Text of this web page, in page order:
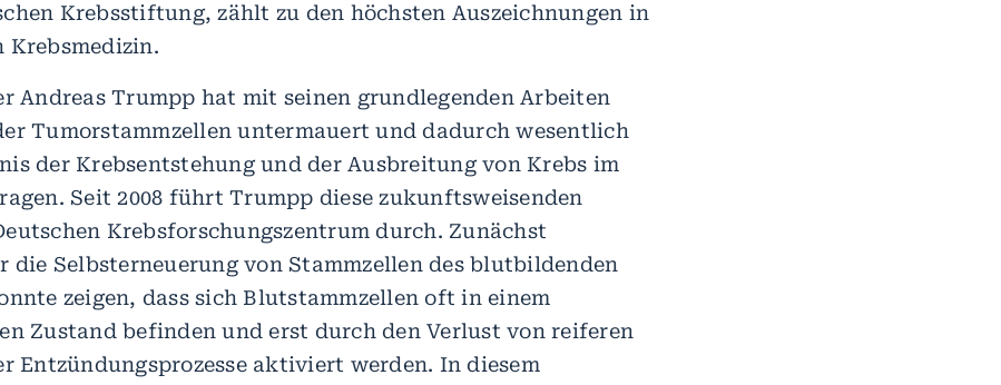
Krebsstiftung, zählt zu den höchsten Auszeichnungen in
Krebsmedizin.
Andreas Trumpp hat mit seinen grundlegenden Arbeiten
Tumorstammzellen untermauert und dadurch wesentlich
der Krebsentstehung und der Ausbreitung von Krebs im
Seit 2008 führt Trumpp diese zukunftsweisenden
Krebsforschungszentrum durch. Zunächst
die Selbsterneuerung von Stammzellen des blutbildenden
zeigen, dass sich Blutstammzellen oft in einem
Zustand befinden und erst durch den Verlust von reiferen
Entzündungsprozesse aktiviert werden. In diesem